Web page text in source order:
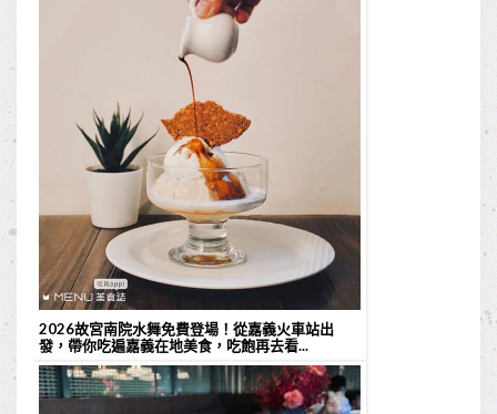
2026故宮南院水舞免費登場！從嘉義火車站出
發，帶你吃遍嘉義在地美食，吃飽再去看...